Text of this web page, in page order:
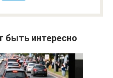
интересно